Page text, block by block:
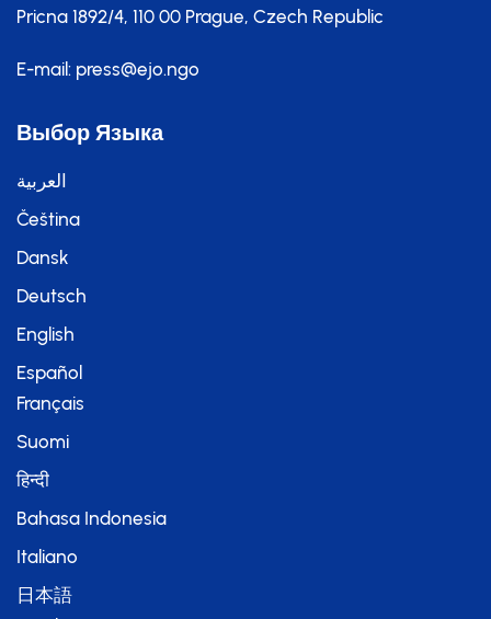
Pricna 1892/4, 110 00 Prague, Czech Republic
E-mail: press@ejo.ngo
Выбор Языка
العربية
Čeština
Dansk
Deutsch
English
Español
Français
Suomi
हिन्दी
Bahasa Indonesia
Italiano
日本語